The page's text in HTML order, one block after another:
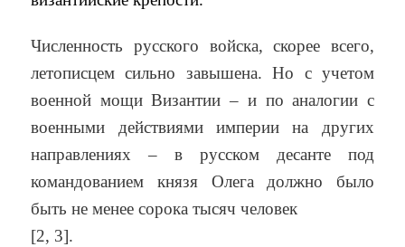
Численность русского войска, скорее всего,
летописцем сильно завышена. Но с учетом
военной мощи Византии – и по аналогии с
военными действиями империи на других
направлениях – в русском десанте под
командованием князя Олега должно было
быть не менее сорока тысяч человек
[2, 3].